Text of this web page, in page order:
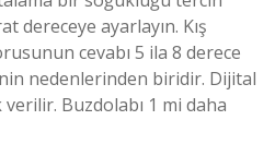
dereceye ayarlayın. Kış
cevabı 5 ila 8 derece
nedenlerinden biridir. Dijital
verilir. Buzdolabı 1 mi daha